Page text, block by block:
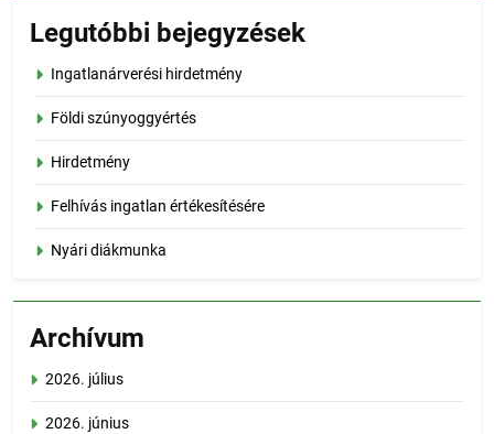
Legutóbbi bejegyzések
Ingatlanárverési hirdetmény
Földi szúnyoggyértés
Hirdetmény
Felhívás ingatlan értékesítésére
Nyári diákmunka
Archívum
2026. július
2026. június